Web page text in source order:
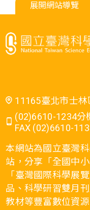
展開網站導覽
11165臺北市士
(02)6610-1234分
FAX (02)6610-
本網站為國立臺灣
站，分享「全國中
「臺灣國際科學展
品、科學研習雙月
教材等豐富數位資源